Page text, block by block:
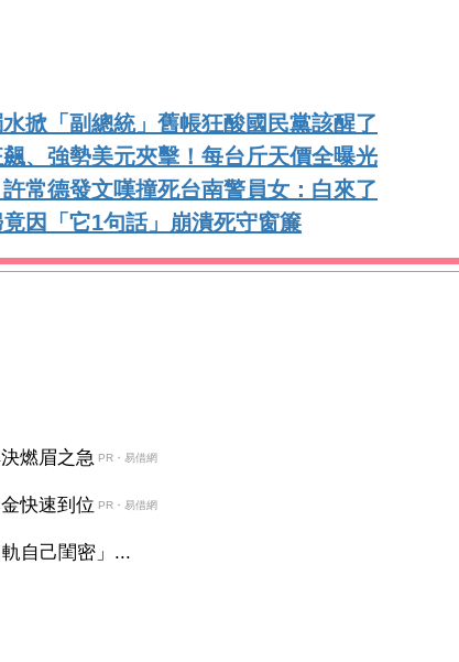
掀「副總統」舊帳狂酸國民黨該醒了
、強勢美元夾擊！每台斤天價全曝光
常德發文嘆撞死台南警員女：白來了
因「它1句話」崩潰死守窗簾
燃眉之急 PR・易借網
快速到位 PR・易借網
自己閨密」...